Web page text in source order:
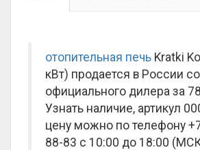
отопительная печь Kratki
кВт) продается в России
официального дилера за
Узнать наличие, артикул
цену можно по телефону
88-83 с 10:00 до 18:00